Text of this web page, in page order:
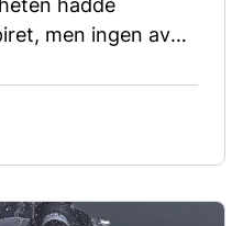
men ingen av
er». Dette er bare